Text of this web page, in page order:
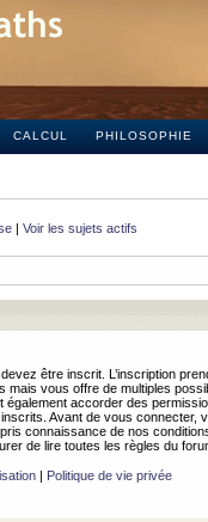
CALCUL PHILOSOPHIE
| Voir les sujets actifs
être inscrit. L’inscription
mais vous offre de multiples
également accorder des
Avant de vous connecter,
connaissance de nos
de lire toutes les règles du
| Politique de vie privée